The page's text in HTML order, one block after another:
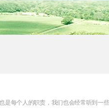
每个人的职责，我们也会经常听到一